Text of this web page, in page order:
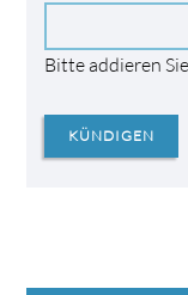
Bitte addieren
KÜNDIGEN